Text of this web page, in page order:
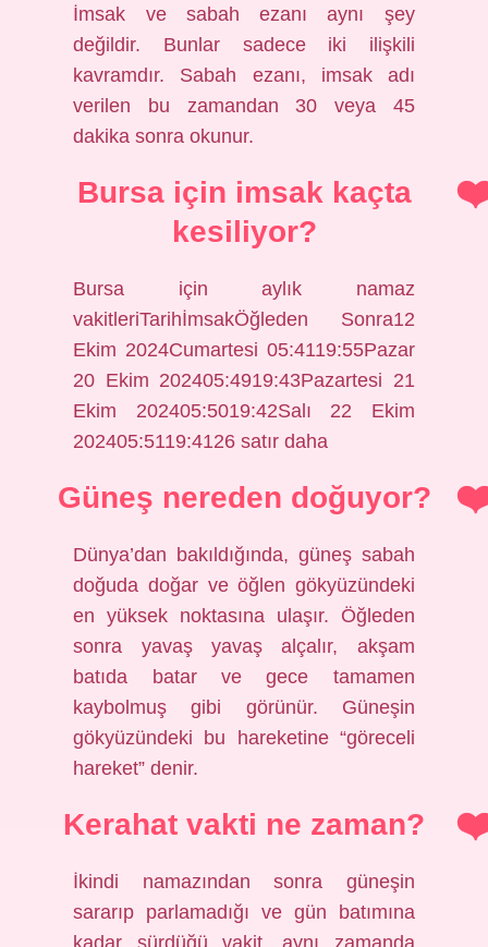
İmsak ve sabah ezanı aynı şey
değildir. Bunlar sadece iki ilişkili
kavramdır. Sabah ezanı, imsak adı
verilen bu zamandan 30 veya 45
dakika sonra okunur.
Bursa için imsak kaçta
kesiliyor?
Bursa için aylık namaz
vakitleriTarihİmsakÖğleden Sonra12
Ekim 2024Cumartesi 05:4119:55Pazar
20 Ekim 202405:4919:43Pazartesi 21
Ekim 202405:5019:42Salı 22 Ekim
202405:5119:4126 satır daha
Güneş nereden doğuyor?
Dünya’dan bakıldığında, güneş sabah
doğuda doğar ve öğlen gökyüzündeki
en yüksek noktasına ulaşır. Öğleden
sonra yavaş yavaş alçalır, akşam
batıda batar ve gece tamamen
kaybolmuş gibi görünür. Güneşin
gökyüzündeki bu hareketine “göreceli
hareket” denir.
Kerahat vakti ne zaman?
İkindi namazından sonra güneşin
sararıp parlamadığı ve gün batımına
kadar sürdüğü vakit, aynı zamanda